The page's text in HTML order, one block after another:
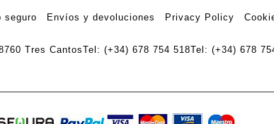
seguro Envíos y devoluciones Privacy Policy
Tres CantosTel: (+34) 678 754 518Tel: (+34) 678